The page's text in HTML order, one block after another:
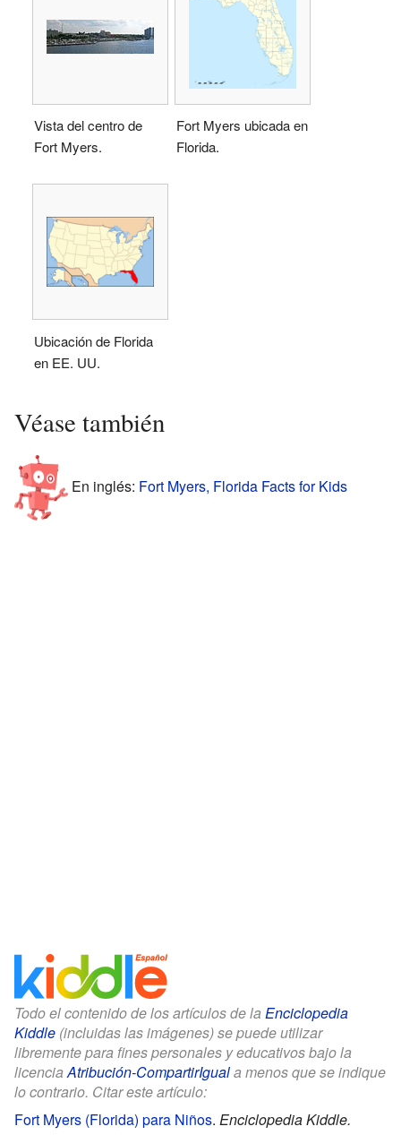
Vista del centro de
Fort Myers.
Fort Myers ubicada en
Florida.
Ubicación de Florida
en EE. UU.
Véase también
En inglés: Fort Myers, Florida Facts for Kids
Todo el contenido de los artículos de la Enciclopedia
Kiddle (incluidas las imágenes) se puede utilizar
libremente para fines personales y educativos bajo la
licenciaAtribución-CompartirIguala menos que se indique
lo contrario. Citar este artículo:
Fort Myers (Florida) para Niños. Enciclopedia Kiddle.